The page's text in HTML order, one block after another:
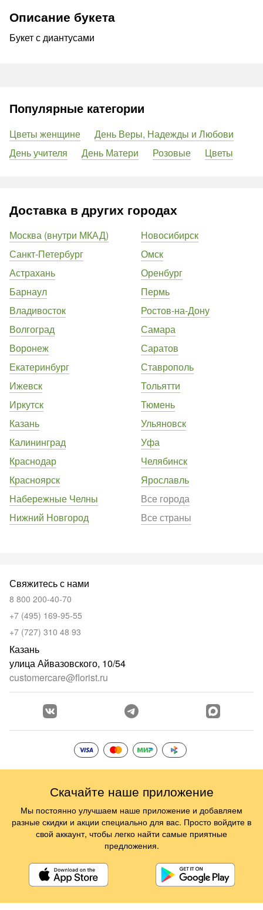
Описание букета
Букет с диантусами
Популярные категории
Цветы женщине
День Веры, Надежды и Любови
День учителя
День Матери Розовые Цветы
Доставка в других городах
Москва (внутри МКАД)
Санкт-Петербург
Астрахань
Барнаул
Владивосток
Волгоград
Воронеж
Екатеринбург
Ижевск
Иркутск
Казань
Калининград
Краснодар
Красноярск
Набережные Челны
Нижний Новгород
Новосибирск
Омск
Оренбург
Пермь
Ростов-на-Дону
Самара
Саратов
Ставрополь
Тольятти
Тюмень
Ульяновск
Уфа
Челябинск
Ярославль
Все города
Все страны
Свяжитесь с нами
8 800 200-40-70
+7 (495) 169-95-55
+7 (727) 310 48 93
Казань
улица Айвазовского, 10/54
customercare@florist.ru
Скачайте наше приложение
Мы постоянно улучшаем наше приложение и добавляем
разные скидки и акции специально для вас. Просто войдите в
свой аккаунт, чтобы легко найти самые приятные
предложения.